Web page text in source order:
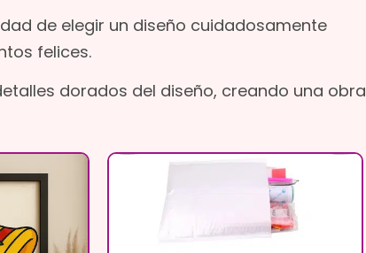
de elegir un diseño cuidadosamente
felices.
dorados del diseño, creando una obra